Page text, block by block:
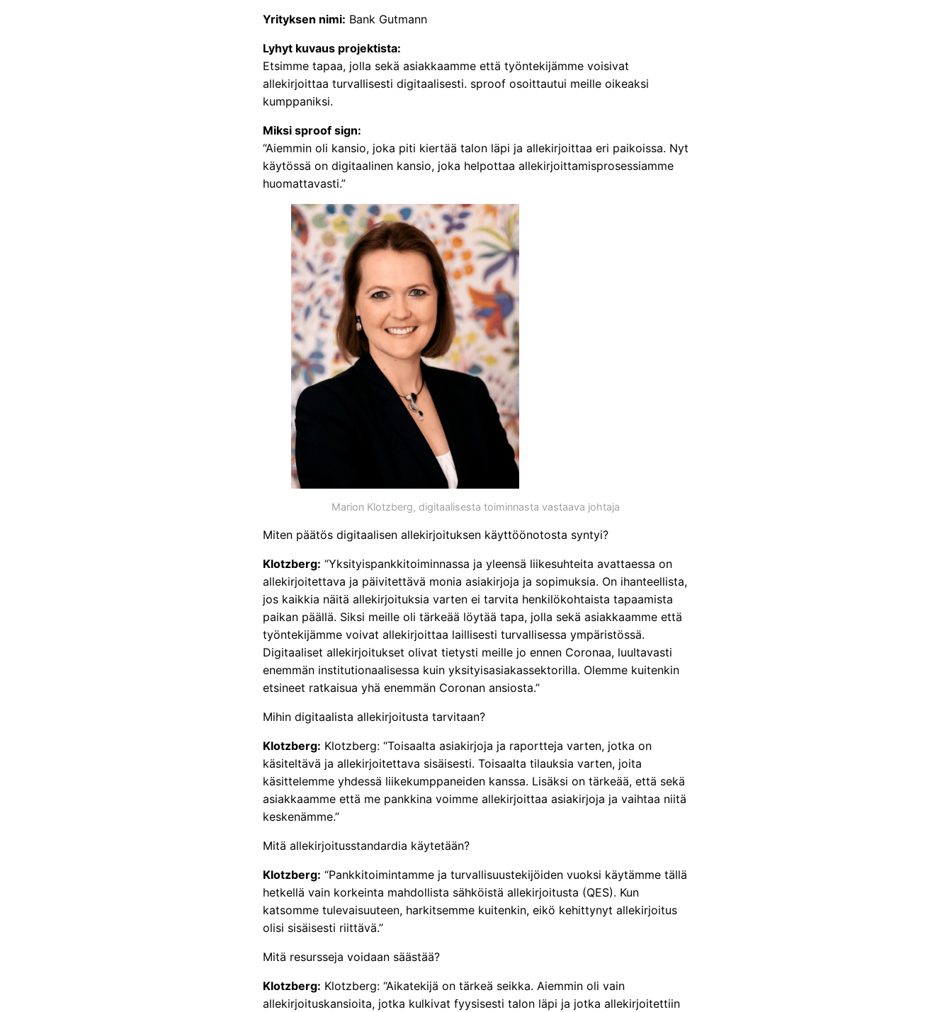
Yrityksen nimi: Bank Gutmann
Lyhyt kuvaus projektista:
Etsimme tapaa, jolla sekä asiakkaamme että työntekijämme voisivat
allekirjoittaa turvallisesti digitaalisesti. sproof osoittautui meille oikeaksi
kumppaniksi.
Miksi sproof sign:
“Aiemmin oli kansio, joka piti kiertää talon läpi ja allekirjoittaa eri paikoissa. Nyt
käytössä on digitaalinen kansio, joka helpottaa allekirjoittamisprosessiamme
huomattavasti.”
Marion Klotzberg, digitaalisesta toiminnasta vastaava johtaja
Miten päätös digitaalisen allekirjoituksen käyttöönotosta syntyi?
Klotzberg: “Yksityispankkitoiminnassa ja yleensä liikesuhteita avattaessa on
allekirjoitettava ja päivitettävä monia asiakirjoja ja sopimuksia. On ihanteellista,
jos kaikkia näitä allekirjoituksia varten ei tarvita henkilökohtaista tapaamista
paikan päällä. Siksi meille oli tärkeää löytää tapa, jolla sekä asiakkaamme että
työntekijämme voivat allekirjoittaa laillisesti turvallisessa ympäristössä.
Digitaaliset allekirjoitukset olivat tietysti meille jo ennen Coronaa, luultavasti
enemmän institutionaalisessa kuin yksityisasiakassektorilla. Olemme kuitenkin
etsineet ratkaisua yhä enemmän Coronan ansiosta.”
Mihin digitaalista allekirjoitusta tarvitaan?
Klotzberg: Klotzberg: “Toisaalta asiakirjoja ja raportteja varten, jotka on
käsiteltävä ja allekirjoitettava sisäisesti. Toisaalta tilauksia varten, joita
käsittelemme yhdessä liikekumppaneiden kanssa. Lisäksi on tärkeää, että sekä
asiakkaamme että me pankkina voimme allekirjoittaa asiakirjoja ja vaihtaa niitä
keskenämme.”
Mitä allekirjoitusstandardia käytetään?
Klotzberg: “Pankkitoimintamme ja turvallisuustekijöiden vuoksi käytämme tällä
hetkellä vain korkeinta mahdollista sähköistä allekirjoitusta (QES). Kun
katsomme tulevaisuuteen, harkitsemme kuitenkin, eikö kehittynyt allekirjoitus
olisi sisäisesti riittävä.”
Mitä resursseja voidaan säästää?
Klotzberg: Klotzberg: “Aikatekijä on tärkeä seikka. Aiemmin oli vain
allekirjoituskansioita, jotka kulkivat fyysisesti talon läpi ja jotka allekirjoitettiin